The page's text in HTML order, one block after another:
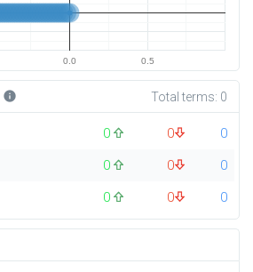
0.0 0.5
info Total terms: 0
0 0
0
0 0
0
0 0 0